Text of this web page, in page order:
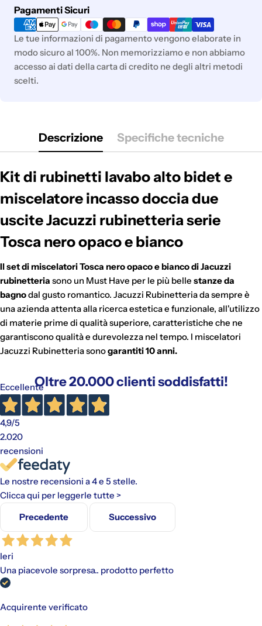
Gli addebiti avverranno automaticamente sul metodo di
Pagamenti Sicuri
Metodi
di
pagamento
Le tue informazioni di pagamento vengono elaborate in
modo sicuro al 100%. Non memorizziamo e non abbiamo
accesso ai dati della carta di credito ne degli altri metodi
scelti.
Descrizione Specifiche tecniche
Kit di rubinetti lavabo alto bidet e
miscelatore incasso doccia due
uscite Jacuzzi rubinetteria serie
Tosca nero opaco e bianco
Il set di miscelatori Tosca nero opaco e bianco di Jacuzzi
rubinetteria sono un Must Have per le più belle stanze da
bagnodal gusto romantico. Jacuzzi Rubinetteria da sempre è
una azienda attenta alla ricerca estetica e funzionale, all'utilizzo
di materie prime di qualità superiore, caratteristiche che ne
garantiscono qualità e durevolezza nel tempo. I miscelatori
Jacuzzi Rubinetteria sonogarantiti 10 anni.
Oltre 20.000 clienti soddisfatti!
Eccellente
4,9/5
2.020
recensioni
Le nostre recensioni a 4 e 5 stelle.
Clicca qui per leggerle tutte >
Precedente
Successivo
Ieri
Una piacevole sorpresa.. prodotto perfetto
Acquirente verificato